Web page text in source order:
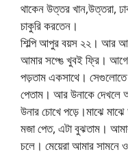
থাকেন উত্তর খান,উত্তরা,
চাকুরি করতেন।
শিল্পি আপুর বয়স ২২। আর
আমার সগ্ঙে খুবই ফ্রি। আগে
পড়তাম একসাথে। সেগুলোতে
পেতাম। আর উনাকে দেখলে
উনার চোখে পড়ে।মাঝে
মজা পেত, এটা বুঝতাম।
চলে। মেয়েরা আমার সামনে